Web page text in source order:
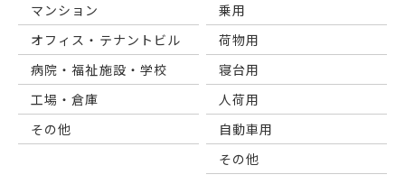
マンション
オフィス・テナントビル
病院・福祉施設・学校
工場・倉庫
その他
乗用
荷物用
寝台用
⼈荷⽤
自動車用
その他